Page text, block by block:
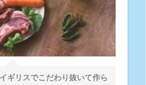
ギリスでこだわり抜いて作ら